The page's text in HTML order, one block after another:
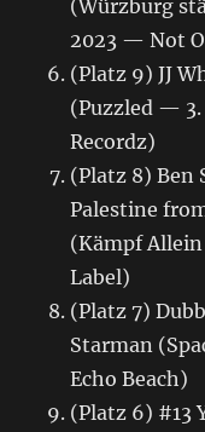
(Würzburg
2023 — Not
(Platz 9) JJ
(Puzzled —
Recordz)
(Platz 8) Ben
Palestine
(Kämpf
Label)
(Platz 7)
Starman
Echo Beach)
(Platz 6) #13